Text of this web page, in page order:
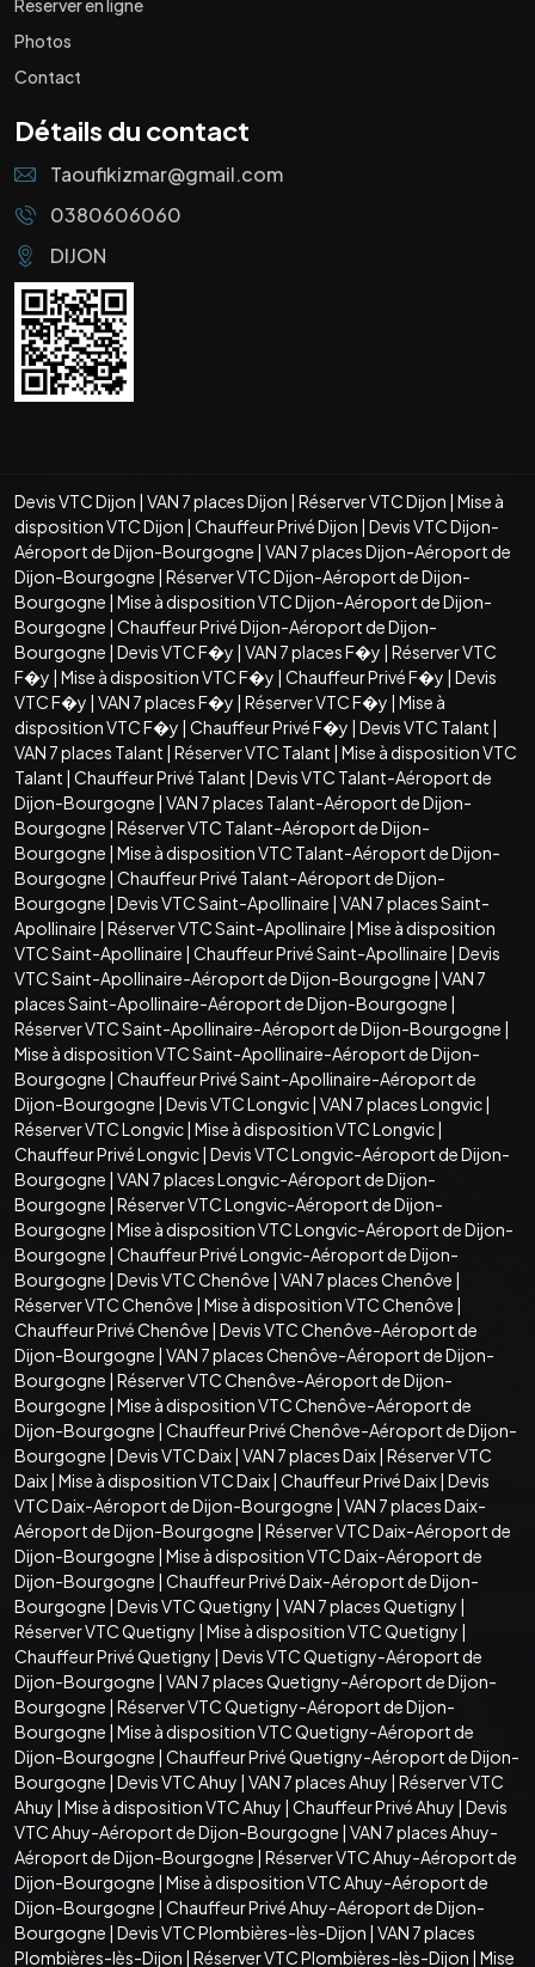
Réserver en ligne
Photos
Contact
Détails du contact
Taoufikizmar@gmail.com
0380606060
DIJON
Devis VTC Dijon | VAN 7 places Dijon | Réserver VTC Dijon | Mise à
disposition VTC Dijon | Chauffeur Privé Dijon | Devis VTC Dijon-
Aéroport de Dijon-Bourgogne | VAN 7 places Dijon-Aéroport de
Dijon-Bourgogne | Réserver VTC Dijon-Aéroport de Dijon-
Bourgogne | Mise à disposition VTC Dijon-Aéroport de Dijon-
Bourgogne | Chauffeur Privé Dijon-Aéroport de Dijon-
Bourgogne | Devis VTC F�y | VAN 7 places F�y | Réserver VTC
F�y | Mise à disposition VTC F�y | Chauffeur Privé F�y | Devis
VTC F�y | VAN 7 places F�y | Réserver VTC F�y | Mise à
disposition VTC F�y | Chauffeur Privé F�y | Devis VTC Talant |
VAN 7 places Talant | Réserver VTC Talant | Mise à disposition VTC
Talant | Chauffeur Privé Talant | Devis VTC Talant-Aéroport de
Dijon-Bourgogne | VAN 7 places Talant-Aéroport de Dijon-
Bourgogne | Réserver VTC Talant-Aéroport de Dijon-
Bourgogne | Mise à disposition VTC Talant-Aéroport de Dijon-
Bourgogne | Chauffeur Privé Talant-Aéroport de Dijon-
Bourgogne | Devis VTC Saint-Apollinaire | VAN 7 places Saint-
Apollinaire | Réserver VTC Saint-Apollinaire | Mise à disposition
VTC Saint-Apollinaire | Chauffeur Privé Saint-Apollinaire | Devis
VTC Saint-Apollinaire-Aéroport de Dijon-Bourgogne | VAN 7
places Saint-Apollinaire-Aéroport de Dijon-Bourgogne |
Réserver VTC Saint-Apollinaire-Aéroport de Dijon-Bourgogne |
Mise à disposition VTC Saint-Apollinaire-Aéroport de Dijon-
Bourgogne | Chauffeur Privé Saint-Apollinaire-Aéroport de
Dijon-Bourgogne | Devis VTC Longvic| VAN 7 places Longvic|
Réserver VTC Longvic| Mise à disposition VTC Longvic|
Chauffeur Privé Longvic| Devis VTC Longvic-Aéroport de Dijon-
Bourgogne | VAN 7 places Longvic-Aéroport de Dijon-
Bourgogne | Réserver VTC Longvic-Aéroport de Dijon-
Bourgogne | Mise à disposition VTC Longvic-Aéroport de Dijon-
Bourgogne | Chauffeur Privé Longvic-Aéroport de Dijon-
Bourgogne | Devis VTC Chenôve | VAN 7 places Chenôve |
Réserver VTC Chenôve | Mise à disposition VTC Chenôve |
Chauffeur Privé Chenôve | Devis VTC Chenôve-Aéroport de
Dijon-Bourgogne | VAN 7 places Chenôve-Aéroport de Dijon-
Bourgogne | Réserver VTC Chenôve-Aéroport de Dijon-
Bourgogne | Mise à disposition VTC Chenôve-Aéroport de
Dijon-Bourgogne | Chauffeur Privé Chenôve-Aéroport de Dijon-
Bourgogne | Devis VTC Daix| VAN 7 places Daix| Réserver VTC
Daix| Mise à disposition VTC Daix| Chauffeur Privé Daix| Devis
VTC Daix-Aéroport de Dijon-Bourgogne | VAN 7 places Daix-
Aéroport de Dijon-Bourgogne | Réserver VTC Daix-Aéroport de
Dijon-Bourgogne | Mise à disposition VTC Daix-Aéroport de
Dijon-Bourgogne | Chauffeur Privé Daix-Aéroport de Dijon-
Bourgogne | Devis VTC Quetigny | VAN 7 places Quetigny |
Réserver VTC Quetigny | Mise à disposition VTC Quetigny |
Chauffeur Privé Quetigny | Devis VTC Quetigny-Aéroport de
Dijon-Bourgogne | VAN 7 places Quetigny-Aéroport de Dijon-
Bourgogne | Réserver VTC Quetigny-Aéroport de Dijon-
Bourgogne | Mise à disposition VTC Quetigny-Aéroport de
Dijon-Bourgogne | Chauffeur Privé Quetigny-Aéroport de Dijon-
Bourgogne | Devis VTC Ahuy | VAN 7 places Ahuy | Réserver VTC
Ahuy | Mise à disposition VTC Ahuy | Chauffeur Privé Ahuy | Devis
VTC Ahuy-Aéroport de Dijon-Bourgogne | VAN 7 places Ahuy-
Aéroport de Dijon-Bourgogne | Réserver VTC Ahuy-Aéroport de
Dijon-Bourgogne | Mise à disposition VTC Ahuy-Aéroport de
Dijon-Bourgogne | Chauffeur Privé Ahuy-Aéroport de Dijon-
Bourgogne | Devis VTC Plombières-lès-Dijon | VAN 7 places
Plombières-lès-Dijon | Réserver VTC Plombières-lès-Dijon | Mise